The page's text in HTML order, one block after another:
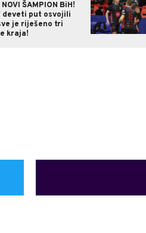
ŠAMPION BiH!
deveti put osvojili
je riješeno tri
kraja!